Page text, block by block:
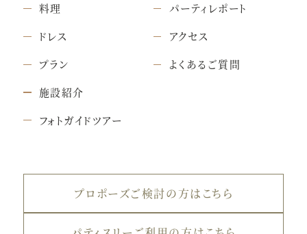
料理
ドレス
プラン
施設紹介
フォトガイドツアー
パーティレポート
アクセス
よくあるご質問
プロポーズご検討の方はこちら